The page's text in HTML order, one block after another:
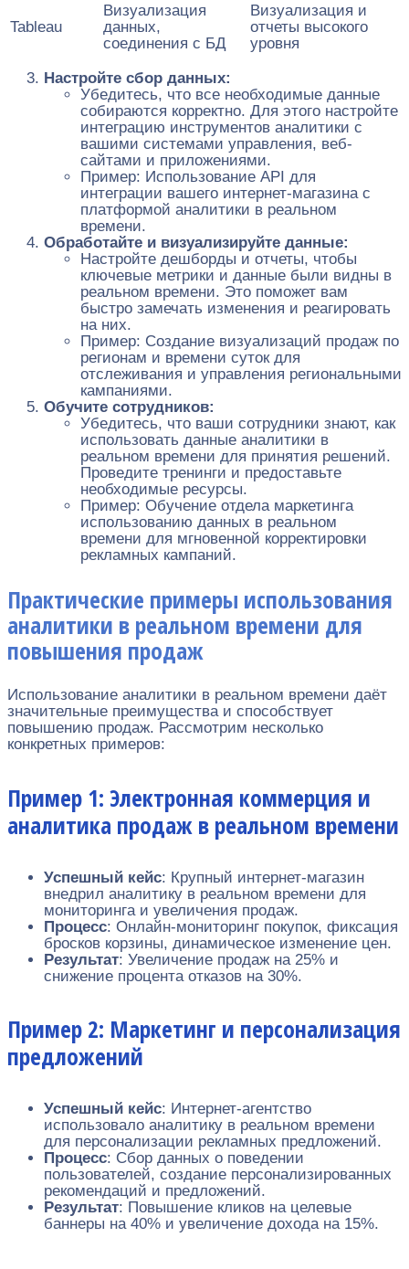
Tableau
Визуализация
данных,
соединения с БД
Визуализация и
отчеты высокого
уровня
Настройте сбор данных:
Убедитесь, что все необходимые данные
собираются корректно. Для этого настройте
интеграцию инструментов аналитики с
вашими системами управления, веб-
сайтами и приложениями.
Пример: Использование API для
интеграции вашего интернет-магазина с
платформой аналитики в реальном
времени.
Обработайте и визуализируйте данные:
Настройте дешборды и отчеты, чтобы
ключевые метрики и данные были видны в
реальном времени. Это поможет вам
быстро замечать изменения и реагировать
на них.
Пример: Создание визуализаций продаж по
регионам и времени суток для
отслеживания и управления региональными
кампаниями.
Обучите сотрудников:
Убедитесь, что ваши сотрудники знают, как
использовать данные аналитики в
реальном времени для принятия решений.
Проведите тренинги и предоставьте
необходимые ресурсы.
Пример: Обучение отдела маркетинга
использованию данных в реальном
времени для мгновенной корректировки
рекламных кампаний.
Практические примеры использования
аналитики в реальном времени для
повышения продаж
Использование аналитики в реальном времени даёт
значительные преимущества и способствует
повышению продаж. Рассмотрим несколько
конкретных примеров:
Пример 1: Электронная коммерция и
аналитика продаж в реальном времени
Успешный кейс: Крупный интернет-магазин
внедрил аналитику в реальном времени для
мониторинга и увеличения продаж.
Процесс: Онлайн-мониторинг покупок, фиксация
бросков корзины, динамическое изменение цен.
Результат: Увеличение продаж на 25% и
снижение процента отказов на 30%.
Пример 2: Маркетинг и персонализация
предложений
Успешный кейс: Интернет-агентство
использовало аналитику в реальном времени
для персонализации рекламных предложений.
Процесс: Сбор данных о поведении
пользователей, создание персонализированных
рекомендаций и предложений.
Результат: Повышение кликов на целевые
баннеры на 40% и увеличение дохода на 15%.